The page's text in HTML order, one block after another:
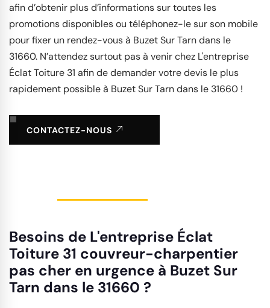
afin d’obtenir plus d’informations sur toutes les
promotions disponibles ou téléphonez-le sur son mobile
pour fixer un rendez-vous à Buzet Sur Tarn dans le
31660. N’attendez surtout pas à venir chez L'entreprise
Éclat Toiture 31 afin de demander votre devis le plus
rapidement possible à Buzet Sur Tarn dans le 31660 !
CONTACTEZ-NOUS
Besoins de L'entreprise Éclat
Toiture 31 couvreur-charpentier
pas cher en urgence à Buzet Sur
Tarn dans le 31660 ?